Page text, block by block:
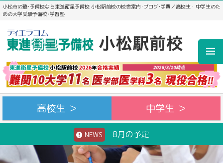
小松市の塾･予備校なら東進衛星予備校 小松駅前校の校舎案内･ブログ･学費／高校生・中学生のた
めの大学受験予備校･学習塾
高校生 ＞ 中学生 ＞
NEWS 8月の予定